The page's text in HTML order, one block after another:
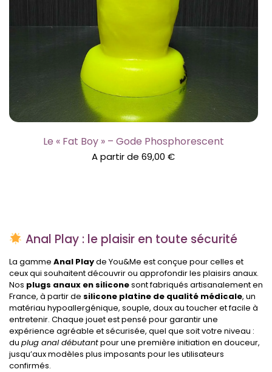
Le « Fat Boy » – Gode Phosphorescent
A partir de69,00€
Anal Play : le plaisir en toute sécurité
La gamme Anal Playde You&Me est conçue pour celles et
ceux qui souhaitent découvrir ou approfondir les plaisirs anaux.
Nos plugs anaux en siliconesont fabriqués artisanalement en
France, à partir de silicone platine de qualité médicale, un
matériau hypoallergénique, souple, doux au toucher et facile à
entretenir. Chaque jouet est pensé pour garantir une
expérience agréable et sécurisée, quel que soit votre niveau :
du plug anal débutantpour une première initiation en douceur,
jusqu’aux modèles plus imposants pour les utilisateurs
confirmés.